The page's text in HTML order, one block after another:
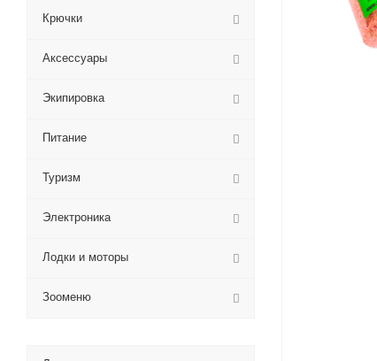
Крючки
Аксессуары
Экипировка
Питание
Туризм
Электроника
Лодки и моторы
Зооменю